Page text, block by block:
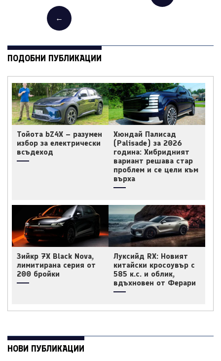
←
ПОДОБНИ ПУБЛИКАЦИИ
Тойота bZ4X – разумен
избор за електрически
всъдеход
Хюндай Палисад
(Palisade) за 2026
година: Хибридният
вариант решава стар
проблем и се цели към
върха
Зийкр 7X Black Nova,
лимитирана серия от
200 бройки
Луксийд RX: Новият
китайски кросоувър с
585 к.с. и облик,
вдъхновен от Ферари
НОВИ ПУБЛИКАЦИИ